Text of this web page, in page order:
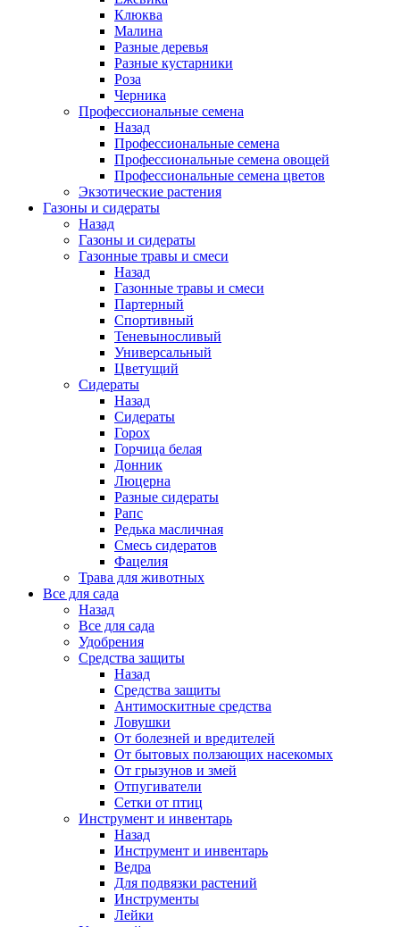
Клюква
Малина
Разные деревья
Разные кустарники
Роза
Черника
Профессиональные семена
Назад
Профессиональные семена
Профессиональные семена овощей
Профессиональные семена цветов
Экзотические растения
Газоны и сидераты
Назад
Газоны и сидераты
Газонные травы и смеси
Назад
Газонные травы и смеси
Партерный
Спортивный
Теневыносливый
Универсальный
Цветущий
Сидераты
Назад
Сидераты
Горох
Горчица белая
Донник
Люцерна
Разные сидераты
Рапс
Редька масличная
Смесь сидератов
Фацелия
Трава для животных
Все для сада
Назад
Все для сада
Удобрения
Средства защиты
Назад
Средства защиты
Антимоскитные средства
Ловушки
От болезней и вредителей
От бытовых ползающих насекомых
От грызунов и змей
Отпугиватели
Сетки от птиц
Инструмент и инвентарь
Назад
Инструмент и инвентарь
Ведра
Для подвязки растений
Инструменты
Лейки